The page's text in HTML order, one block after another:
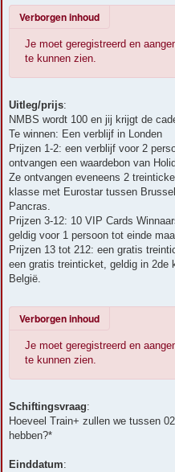
r
iVerborgen inhoud
Je moet geregistreerd en
te kunnen zien.
Uitleg/prijs:
NMBS wordt 100 en jij krijgt de
Te winnen: Een verblijf in Londen
Prijzen 1-2: een verblijf voor 2
ontvangen een waardebon van
Ze ontvangen eveneens 2
klasse met Eurostar tussen
Pancras.
Prijzen 3-12: 10 VIP Cards
geldig voor 1 persoon tot einde
Prijzen 13 tot 212: een gratis
een gratis treinticket, geldig in 2de
België.
Verborgen inhoud
Je moet geregistreerd en
te kunnen zien.
Schiftingsvraag:
Hoeveel Train+ zullen we tussen
hebben?*
Einddatum: